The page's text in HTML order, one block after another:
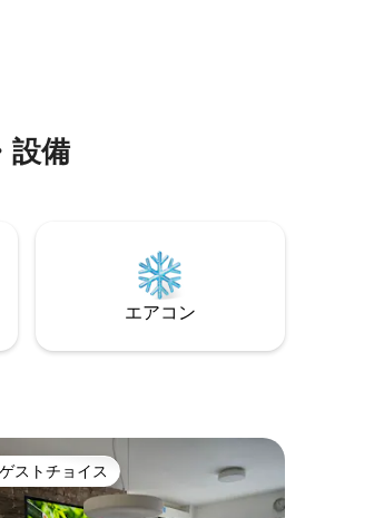
設備
エアコン
評のゲストチョイスです。
ゲストチョイス